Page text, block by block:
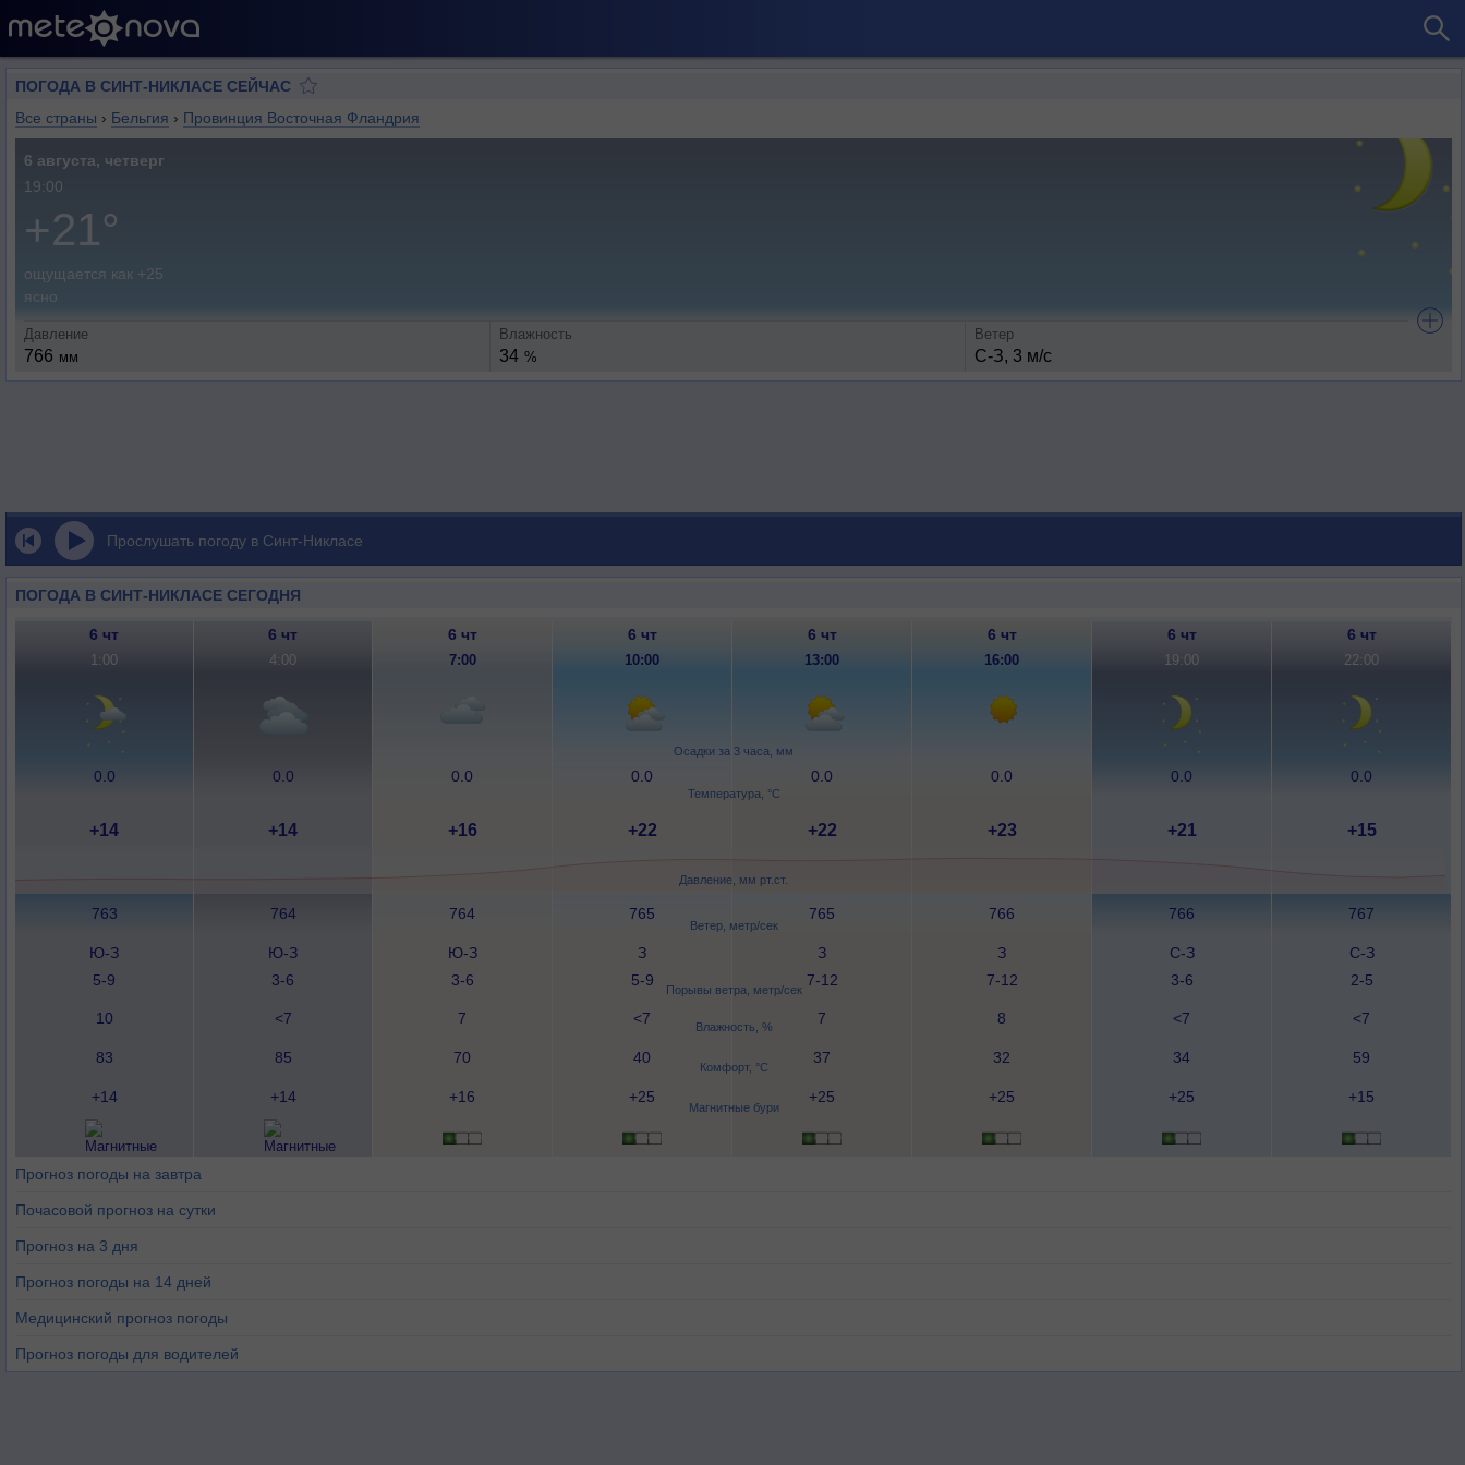
ПОГОДА В СИНТ-НИКЛАСЕ СЕЙЧАС
Все страны › Бельгия › Провинция Восточная Фландрия
6 августа, четверг
19:00
+21°
ощущается как +25
ясно
Давление
766 мм
Влажность
34 %
Ветер
С-З, 3 м/с
Прослушать погоду в Синт-Никласе
ПОГОДА В СИНТ-НИКЛАСЕ СЕГОДНЯ
Осадки за 3 часа, мм
Температура, °C
Давление, мм рт.ст.
Ветер, метр/сек
Порывы ветра, метр/сек
Влажность, %
Комфорт, °C
Магнитные бури
6 чт 6 чт 6 чт 6 чт 6 чт 6 чт 6 чт 6 чт
1:00 4:00 7:00 10:00 13:00 16:00 19:00 22:00
0.0 0.0 0.0 0.0 0.0 0.0 0.0 0.0
+14 +14 +16 +22 +22 +23 +21 +15
763 764 764 765 765 766 766 767
Ю-З
5-9
Ю-З
3-6
Ю-З
3-6
З
5-9
З
7-12
З
7-12
С-З
3-6
С-З
2-5
10 <7 7 <7 7 8 <7 <7
83 85 70 40 37 32 34 59
+14 +14 +16 +25 +25 +25 +25 +15
Прогноз погоды на завтра
Почасовой прогноз на сутки
Прогноз на 3 дня
Прогноз погоды на 14 дней
Медицинский прогноз погоды
Прогноз погоды для водителей